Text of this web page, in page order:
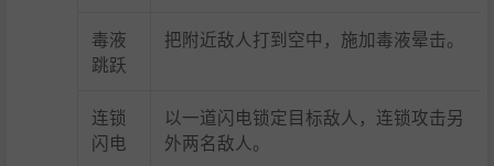
毒液
跳跃
把附近敌人打到空中，施加毒液晕击。
连锁
闪电
以一道闪电锁定目标敌人，连锁攻击另
外两名敌人。